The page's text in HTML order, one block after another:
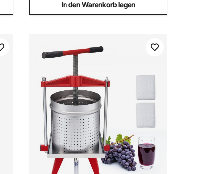
In den Warenkorb legen